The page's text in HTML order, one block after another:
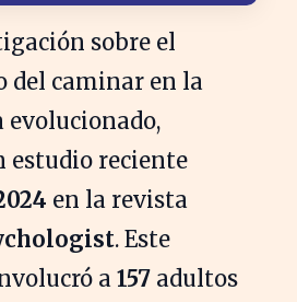
sobre el
del caminar en la
evolucionado,
estudio reciente
en la revista
. Este
a 157 adultos